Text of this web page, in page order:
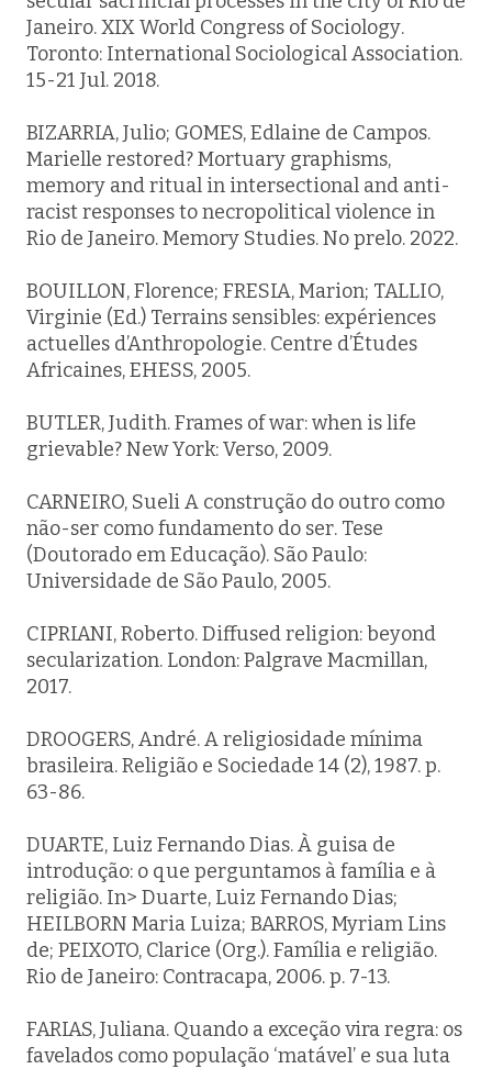
Janeiro.XIX World Congress of Sociology.
Toronto: International Sociological Association.
15-21 Jul. 2018.
BIZARRIA, Julio; GOMES, Edlaine de Campos.
Marielle restored? Mortuary graphisms,
memory and ritual in intersectional and anti-
racist responses to necropolitical violence in
Rio de Janeiro.Memory Studies. No prelo. 2022.
BOUILLON, Florence; FRESIA, Marion; TALLIO,
Virginie (Ed.) Terrains sensibles: expériences
actuelles d’Anthropologie. Centre d’Études
Africaines, EHESS, 2005.
BUTLER, Judith.Frames of war: when is life
grievable? New York: Verso, 2009.
CARNEIRO, SueliA construção do outro como
não-ser como fundamento do ser. Tese
(Doutorado em Educação). São Paulo:
Universidade de São Paulo, 2005.
CIPRIANI, Roberto.Diffused religion: beyond
secularization. London: Palgrave Macmillan,
2017.
DROOGERS, André. A religiosidade mínima
brasileira.Religião e Sociedade 14 (2), 1987. p.
63-86.
DUARTE, Luiz Fernando Dias. À guisa de
introdução: o que perguntamos à família e à
religião. In> Duarte, Luiz Fernando Dias;
HEILBORN Maria Luiza; BARROS, Myriam Lins
de; PEIXOTO, Clarice (Org.).Família e religião.
Rio de Janeiro: Contracapa, 2006. p. 7-13.
FARIAS, Juliana. Quando a exceção vira regra: os
favelados como população ‘matável’ e sua luta